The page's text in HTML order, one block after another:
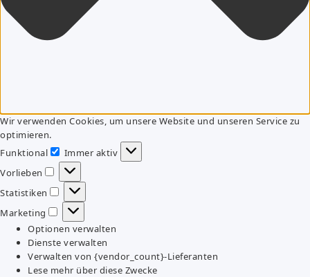
Wir verwenden Cookies, um unsere Website und unseren Service zu
optimieren.
Funktional
Funktional
Immer aktiv
Vorlieben
Vorlieben
Statistiken
Statistiken
Marketing
Marketing
Optionen verwalten
Dienste verwalten
Verwalten von {vendor_count}-Lieferanten
Lese mehr über diese Zwecke